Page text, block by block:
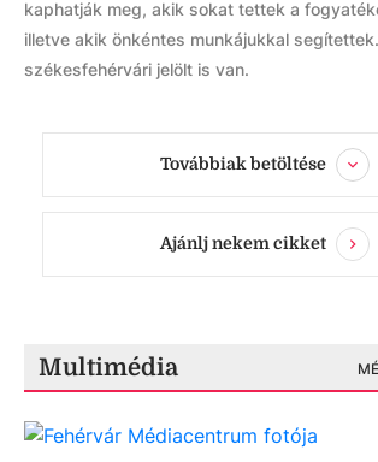
kaphatják meg, akik sokat tettek a
illetve akik önkéntes munkájukkal
székesfehérvári jelölt is van.
Továbbiak betöltése
Ajánlj nekem cikket
Multimédia